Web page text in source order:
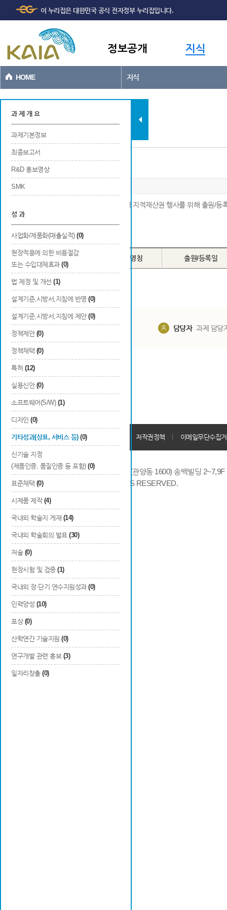
본문바로가기
이 누리집은 대한민국 공식 전자정부 누리집입니다.
정보공개 지식
HOME 지식
과제현황
과 제 개 요
과제기본정보
최종보고서
R&D 홍보영상
SMK
성 과
사업화/제품화(매출실적) (0)
현장적용에 의한 비용절감
또는 수입대체효과 (0)
법 제정 및 개선 (1)
설계기준,시방서,지침에 반영 (0)
설계기준,시방서,지침에 제안 (0)
정책제안 (0)
정책채택 (0)
특허 (12)
실용신안 (0)
소프트웨어(S/W) (1)
디자인 (0)
기타성과(상표, 서비스 등) (0)
신기술 지정
(제품인증, 품질인증 등 포함) (0)
표준채택 (0)
시제품 제작 (4)
국내외 학술지 게재 (14)
국내외 학술회의 발표 (30)
저술 (0)
현장시험 및 검증 (1)
국내외 장·단기 연수지원성과 (0)
인력양성 (10)
포상 (0)
산학연간 기술지원 (0)
연구개발 관련 홍보 (3)
일자리창출 (0)
기타성과 (상표, 서비스 등)
※ 해당연구개발 결과에 대해 국내 및 국외에서 지적재산권 행사를 위해 출원/등
Total0건
번호 구분 출원/등록 명칭 출원/등록일
담당자 과제 담당
개인정보처리방침 회원가입약관 저작권정책 이메일무단수집
14066 경기도 안양시 동안구 시민대로 286 (관양동 1600) 송백빌딩
COPYRIGHTS © 2014 KAIA, ALL RIGHTS RESERVED.